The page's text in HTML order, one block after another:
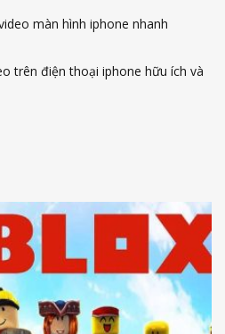
màn hình iphone nhanh
trên điện thoại iphone hữu ích và